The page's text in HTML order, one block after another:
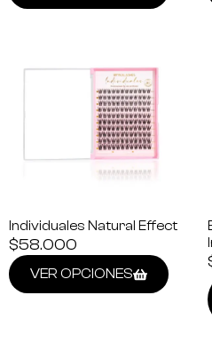
Individuales Natural Effect
$58.000
VER OPCIONES